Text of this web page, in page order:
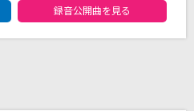
録音公開曲を見る